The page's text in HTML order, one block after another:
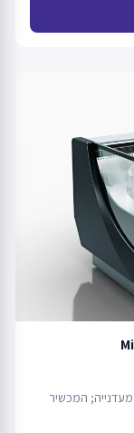
המכשיר